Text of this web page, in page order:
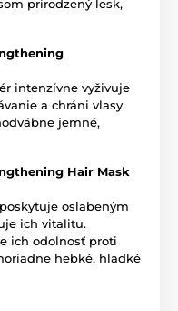
prirodzený lesk,
intenzívne vyživuje
a chráni vlasy
jemné,
Hair Mask
oslabeným
ich vitalitu.
ich odolnosť proti
hebké, hladké